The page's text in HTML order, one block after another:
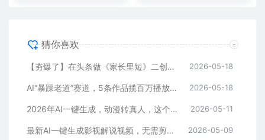
猜你喜欢
【夯爆了】在头条做《家长里短》二创小故事，这个月收益2w+ 2026-05-18
AI“暴躁老道”赛道，5条作品揽百万播放！（附变现全攻略） 2026-05-18
2026年AI一键生成，动漫转真人，这个月靠这个AI赚了2W+ 2026-05-11
最新AI一键生成影视解说视频，无需剪辑3分钟1条，条条爆款，多平台变现日入2000+ 2026-05-09